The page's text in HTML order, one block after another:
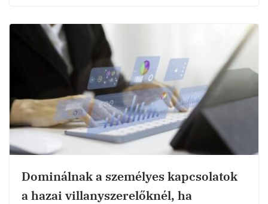
Dominálnak a személyes kapcsolatok
a hazai villanyszerelőknél, ha